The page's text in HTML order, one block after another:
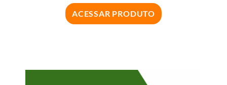
ACESSAR PRODUTO